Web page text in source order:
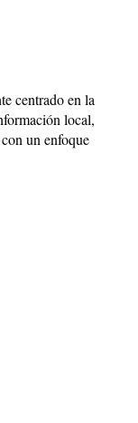
centrado en la
local,
un enfoque